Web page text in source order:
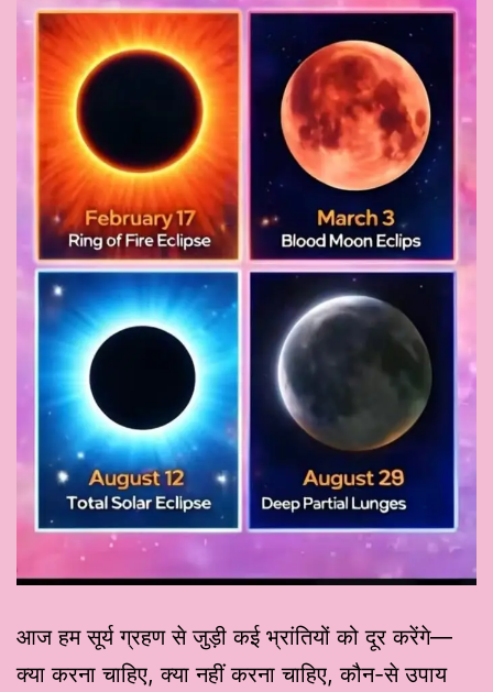
आज हम सूर्य ग्रहण से जुड़ी कई भ्रांतियों को दूर करेंगे—
क्या करना चाहिए, क्या नहीं करना चाहिए, कौन-से उपाय